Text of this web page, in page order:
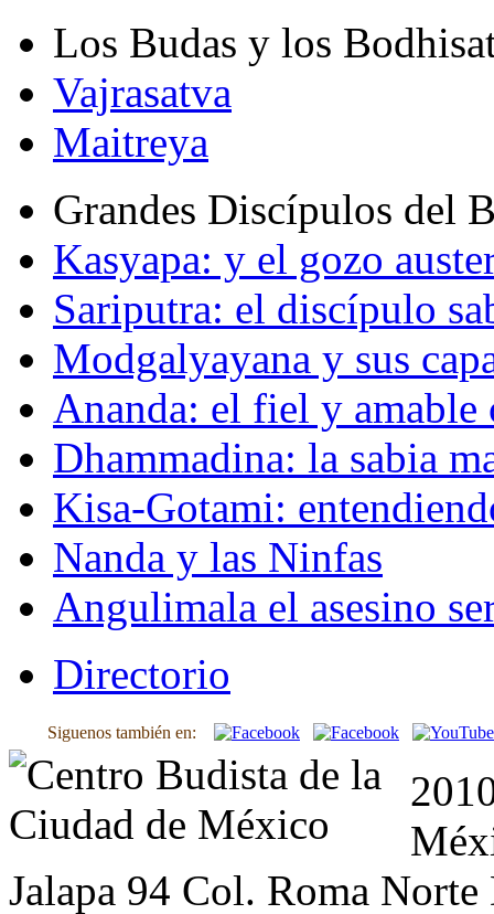
Los Budas y los
Vajrasatva
Maitreya
Grandes Discípulos del
Kasyapa: y el gozo
Sariputra: el discípulo
Modgalyayana y sus
Ananda: el fiel y amable
Dhammadina: la sabia
Kisa-Gotami:
Nanda y las Ninfas
Angulimala el asesino
Directorio
Siguenos también en:
Jalapa 94 Col. Roma